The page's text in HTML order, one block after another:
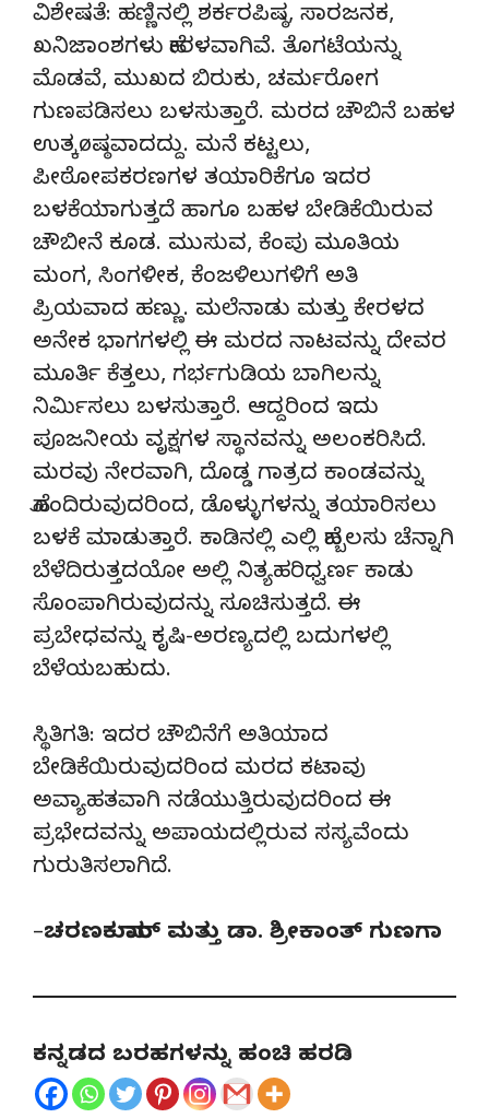
ವಿಶೇಷತೆ: ಹಣ್ಣಿನಲ್ಲಿ ಶರ್ಕರಪಿಷ್ಠ, ಸಾರಜನಕ,
ಖನಿಜಾಂಶಗಳು ಹೇರಳವಾಗಿವೆ. ತೊಗಟೆಯನ್ನು
ಮೊಡವೆ, ಮುಖದ ಬಿರುಕು, ಚರ್ಮರೋಗ
ಗುಣಪಡಿಸಲು ಬಳಸುತ್ತಾರೆ. ಮರದ ಚೌಬಿನೆ ಬಹಳ
ಉತ್ಕøಷ್ಠವಾದದ್ದು. ಮನೆ ಕಟ್ಟಲು,
ಪೀಠೋಪಕರಣಗಳ ತಯಾರಿಕೆಗೂ ಇದರ
ಬಳಕೆಯಾಗುತ್ತದೆ ಹಾಗೂ ಬಹಳ ಬೇಡಿಕೆಯಿರುವ
ಚೌಬೀನೆ ಕೂಡ. ಮುಸುವ, ಕೆಂಪು ಮೂತಿಯ
ಮಂಗ, ಸಿಂಗಳೀಕ, ಕೆಂಜಳಿಲುಗಳಿಗೆ ಅತಿ
ಪ್ರಿಯವಾದ ಹಣ್ಣು. ಮಲೆನಾಡು ಮತ್ತು ಕೇರಳದ
ಅನೇಕ ಭಾಗಗಳಲ್ಲಿ ಈ ಮರದ ನಾಟವನ್ನು ದೇವರ
ಮೂರ್ತಿ ಕೆತ್ತಲು, ಗರ್ಭಗುಡಿಯ ಬಾಗಿಲನ್ನು
ನಿರ್ಮಿಸಲು ಬಳಸುತ್ತಾರೆ. ಆದ್ದರಿಂದ ಇದು
ಪೂಜನೀಯ ವೃಕ್ಷಗಳ ಸ್ಥಾನವನ್ನು ಅಲಂಕರಿಸಿದೆ.
ಮರವು ನೇರವಾಗಿ, ದೊಡ್ಡ ಗಾತ್ರದ ಕಾಂಡವನ್ನು
ಹೊಂದಿರುವುದರಿಂದ, ಡೊಳ್ಳುಗಳನ್ನು ತಯಾರಿಸಲು
ಬಳಕೆ ಮಾಡುತ್ತಾರೆ. ಕಾಡಿನಲ್ಲಿ ಎಲ್ಲಿ ಹೆಬ್ಬಲಸು ಚೆನ್ನಾಗಿ
ಬೆಳೆದಿರುತ್ತದಯೋ ಅಲ್ಲಿ ನಿತ್ಯಹರಿಧ್ವರ್ಣ ಕಾಡು
ಸೊಂಪಾಗಿರುವುದನ್ನು ಸೂಚಿಸುತ್ತದೆ. ಈ
ಪ್ರಬೇಧವನ್ನು ಕೃಷಿ-ಅರಣ್ಯದಲ್ಲಿ ಬದುಗಳಲ್ಲಿ
ಬೆಳೆಯಬಹುದು.
ಸ್ಥಿತಿಗತಿ: ಇದರ ಚೌಬಿನೆಗೆ ಅತಿಯಾದ
ಬೇಡಿಕೆಯಿರುವುದರಿಂದ ಮರದ ಕಟಾವು
ಅವ್ಯಾಹತವಾಗಿ ನಡೆಯುತ್ತಿರುವುದರಿಂದ ಈ
ಪ್ರಭೇದವನ್ನು ಅಪಾಯದಲ್ಲಿರುವ ಸಸ್ಯವೆಂದು
ಗುರುತಿಸಲಾಗಿದೆ.
–ಚರಣಕುಮಾರ್ ಮತ್ತು ಡಾ. ಶ್ರೀಕಾಂತ್ ಗುಣಗಾ
ಕನ್ನಡದ ಬರಹಗಳನ್ನು ಹಂಚಿ ಹರಡಿ